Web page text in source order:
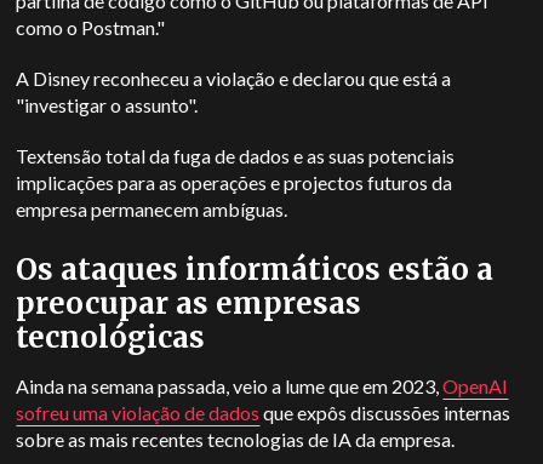
como o Postman."
A Disney reconheceu a violação e declarou que está a
"investigar o assunto".
Textensão total da fuga de dados e as suas potenciais
implicações para as operações e projectos futuros da
empresa permanecem ambíguas.
Os ataques informáticos estão a
preocupar as empresas
tecnológicas
Ainda na semana passada, veio a lume que em 2023,OpenAI
sofreu uma violação de dados que expôs discussões internas
sobre as mais recentes tecnologias de IA da empresa.